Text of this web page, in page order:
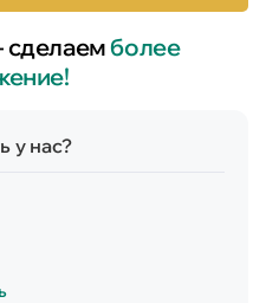
более
у нас?